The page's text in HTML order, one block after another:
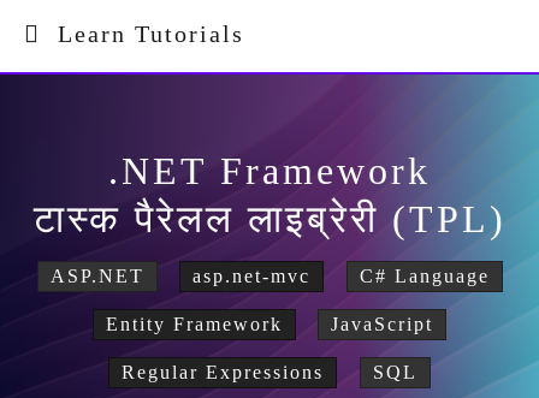
Learn Tutorials
.NET Framework
टास्क पैरेलल लाइब्रेरी (TPL)
ASP.NET asp.net-mvc C# Language
Entity Framework JavaScript
Regular Expressions SQL